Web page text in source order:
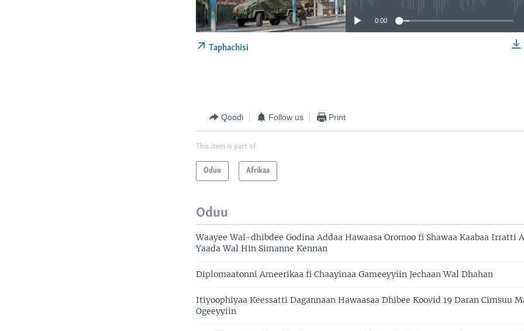
0:00
Taphachisi
Qoodi Follow us Print
This item is part of
Oduu Afrikaa
Oduu
Waayee Wal-dhibdee Godina Addaa Hawaasa Oromoo fi Shawaa Kaabaa Irratti
Yaada Wal Hin Simanne Kennan
Diplomaatonni Ameerikaa fi Chaayinaa Gameeyyiin Jechaan Wal Dhahan
Itiyoophiyaa Keessatti Dagannaan Hawaasaa Dhibee Koovid 19 Daran Cimsuu
Ogeeyyiin